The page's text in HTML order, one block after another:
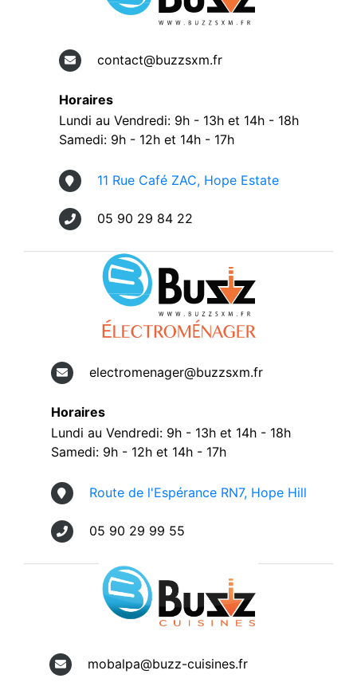
contact@buzzsxm.fr
Horaires
Lundi au Vendredi: 9h - 13h et 14h - 18h
Samedi: 9h - 12h et 14h - 17h
11 Rue Café ZAC, Hope Estate
05 90 29 84 22
electromenager@buzzsxm.fr
Horaires
Lundi au Vendredi: 9h - 13h et 14h - 18h
Samedi: 9h - 12h et 14h - 17h
Route de l'Espérance RN7, Hope Hill
05 90 29 99 55
mobalpa@buzz-cuisines.fr